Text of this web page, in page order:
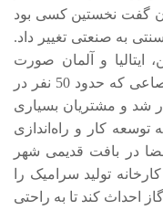
گفت نخستین کسی بود
به صنعتی تغییر داد.
ایتالیا و آلمان صورت
می‌گرفت اما تولیدات کارگاه صنعتی قصاعی که حدود 50 نفر در
شد و مشتریان بسیاری
توسعه کار و راه‌اندازی
در بافت قدیمی شهر
تولید سرامیک را
احداث کند تا به راحتی